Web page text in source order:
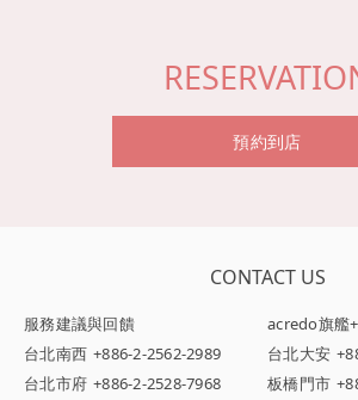
預約到店
CONTACT US
服務建議與回饋 acredo旗艦
台北南西 +886-2-2562-2989 台北大安
台北市府 +886-2-2528-7968 板橋門市